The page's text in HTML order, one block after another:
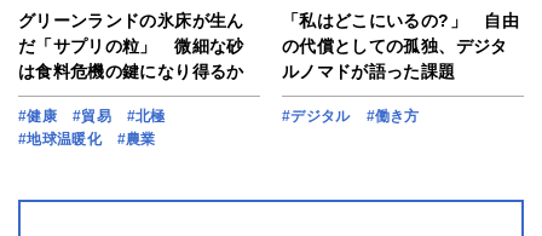
グリーンランドの氷床が生ん
だ「サプリの粒」 微細な砂
は食料危機の鍵になり得るか
#健康 #貿易
#北極
#地球温暖化
#農業
「私はどこにいるの?」 自由
の代償としての孤独、デジタ
ルノマドが語った課題
#デジタル #働き方